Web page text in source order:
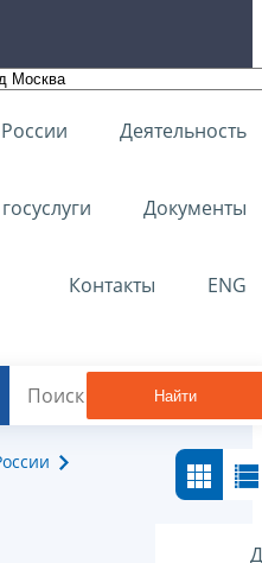
Деятельность
Документы
Контакты ENG
Найти